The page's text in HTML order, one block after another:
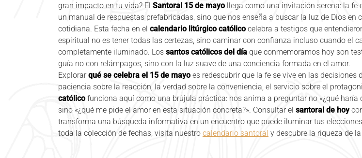
gran impacto en tu vida? El Santoral 15 de mayollega como una invitación serena: la fe
un manual de respuestas prefabricadas, sino que nos enseña a buscar la luz de Dios en
cotidiana. Esta fecha en el calendario litúrgico católicocelebra a testigos que
espiritual no es tener todas las certezas, sino caminar con confianza incluso cuando el
completamente iluminado. Los santos católicos del día que conmemoramos hoy son
guía no con relámpagos, sino con la luz suave de una conciencia formada en el amor.
Explorarqué se celebra el 15 de mayoes redescubrir que la fe se vive en las decisiones
paciencia sobre la reacción, la verdad sobre la conveniencia, el servicio sobre el
católicofunciona aquí como una brújula práctica: nos anima a preguntar no «¿qué haría
sino «¿qué me pide el amor en esta situación concreta?». Consultar el santoral de hoy
transforma una búsqueda informativa en un encuentro que puede iluminar tus
toda la colección de fechas, visita nuestro calendario santoral y descubre la riqueza de